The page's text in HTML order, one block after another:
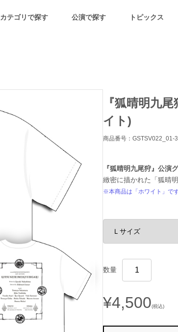
カテゴリで探す 公演で探す トピックス
『狐晴明九
イト)
商品番号：GSTSV022_01-
『狐晴明九尾狩』公演
緻密に描かれた「狐晴
※本商品は「ホワイト」です
数量
¥4,500(税込)